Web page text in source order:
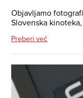
Objavljamo
Slovenska
Preberi več